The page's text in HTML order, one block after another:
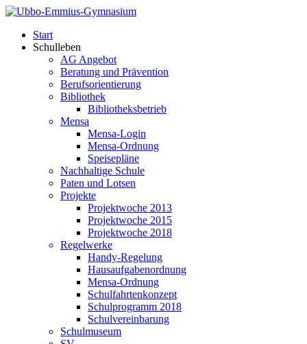
Start
Schulleben
AG Angebot
Beratung und Prävention
Berufsorientierung
Bibliothek
Bibliotheksbetrieb
Mensa
Mensa-Login
Mensa-Ordnung
Speisepläne
Nachhaltige Schule
Paten und Lotsen
Projekte
Projektwoche 2013
Projektwoche 2015
Projektwoche 2018
Regelwerke
Handy-Regelung
Hausaufgabenordnung
Mensa-Ordnung
Schulfahrtenkonzept
Schulprogramm 2018
Schulvereinbarung
Schulmuseum